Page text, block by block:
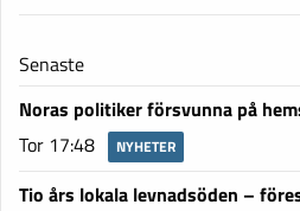
Senaste
Noras politiker försvunna på
Tor 17:48
NYHETER
Tio års lokala levnadsöden –